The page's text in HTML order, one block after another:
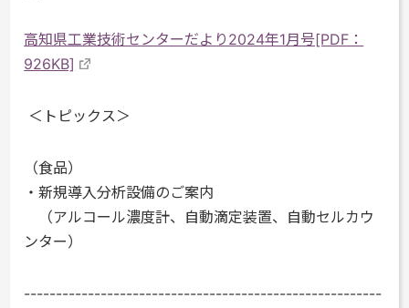
高知県工業技術センターだより2024年1月号[PDF：
926KB]
＜トピックス＞
（食品）
・新規導入分析設備のご案内
（アルコール濃度計、自動滴定装置、自動セルカウ
ンター）
--------------------------------------------------------